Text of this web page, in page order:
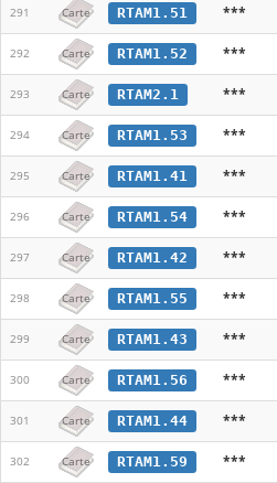
291 Carte RTAM1.51 ***
292 Carte RTAM1.52 ***
293 Carte RTAM2.1 ***
294 Carte RTAM1.53 ***
295 Carte RTAM1.41 ***
296 Carte RTAM1.54 ***
297 Carte RTAM1.42 ***
298 Carte RTAM1.55 ***
299 Carte RTAM1.43 ***
300 Carte RTAM1.56 ***
301 Carte RTAM1.44 ***
302 Carte RTAM1.59 ***